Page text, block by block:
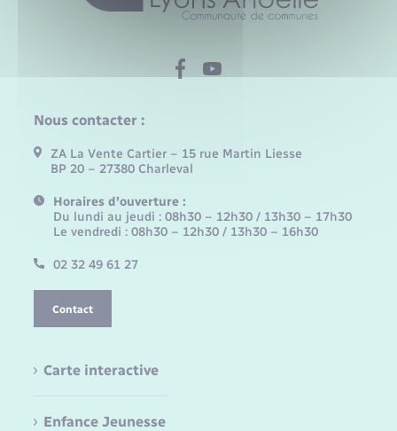
Nous contacter :
ZA La Vente Cartier – 15 rue Martin Liesse
BP 20 – 27380 Charleval
Horaires d'ouverture :
Du lundi au jeudi : 08h30 – 12h30 / 13h30 – 17h30
Le vendredi : 08h30 – 12h30 / 13h30 – 16h30
02 32 49 61 27
Contact
Carte interactive
Enfance Jeunesse